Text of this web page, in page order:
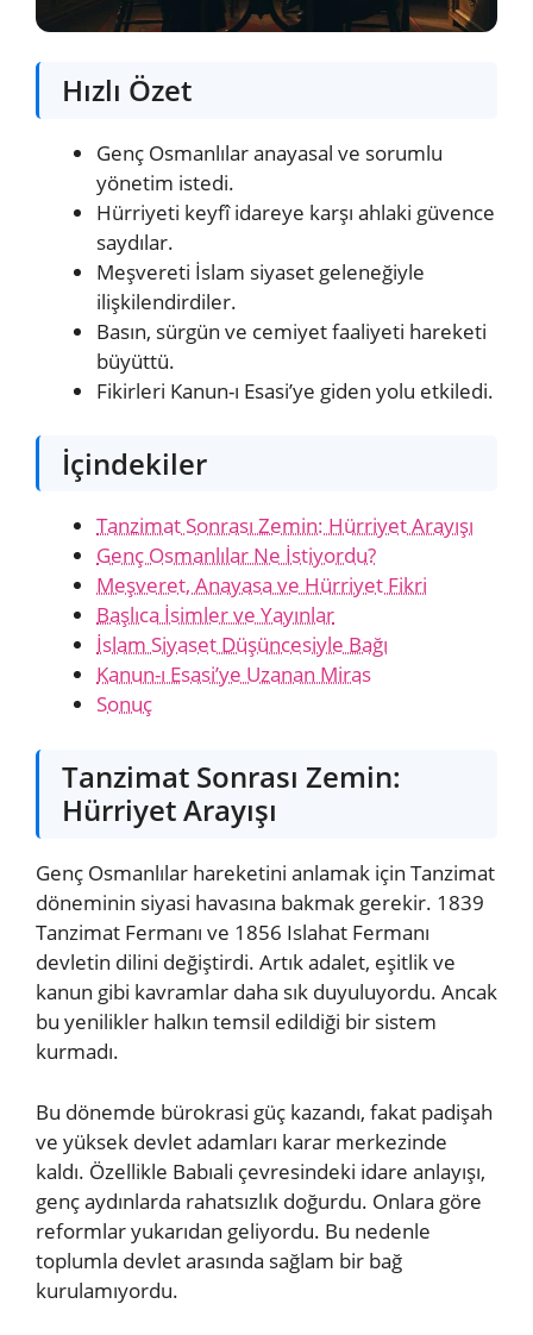
Hızlı Özet
Genç Osmanlılar anayasal ve sorumlu
yönetim istedi.
Hürriyeti keyfî idareye karşı ahlaki güvence
saydılar.
Meşvereti İslam siyaset geleneğiyle
ilişkilendirdiler.
Basın, sürgün ve cemiyet faaliyeti hareketi
büyüttü.
Fikirleri Kanun-ı Esasi’ye giden yolu etkiledi.
İçindekiler
Tanzimat Sonrası Zemin: Hürriyet Arayışı
Genç Osmanlılar Ne İstiyordu?
Meşveret, Anayasa ve Hürriyet Fikri
Başlıca İsimler ve Yayınlar
İslam Siyaset Düşüncesiyle Bağı
Kanun-ı Esasi’ye Uzanan Miras
Sonuç
Tanzimat Sonrası Zemin:
Hürriyet Arayışı
Genç Osmanlılar hareketini anlamak için Tanzimat
döneminin siyasi havasına bakmak gerekir. 1839
Tanzimat Fermanı ve 1856 Islahat Fermanı
devletin dilini değiştirdi. Artık adalet, eşitlik ve
kanun gibi kavramlar daha sık duyuluyordu. Ancak
bu yenilikler halkın temsil edildiği bir sistem
kurmadı.
Bu dönemde bürokrasi güç kazandı, fakat padişah
ve yüksek devlet adamları karar merkezinde
kaldı. Özellikle Babıali çevresindeki idare anlayışı,
genç aydınlarda rahatsızlık doğurdu. Onlara göre
reformlar yukarıdan geliyordu. Bu nedenle
toplumla devlet arasında sağlam bir bağ
kurulamıyordu.